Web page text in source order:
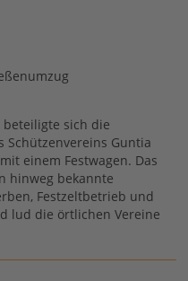
beteiligte sich die
Schützenvereins Guntia
einem Festwagen. Das
hinweg bekannte
Festzeltbetrieb und
lud die örtlichen Vereine